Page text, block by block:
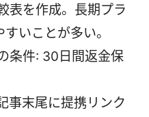
表を作成。長期プラ
いことが多い。
条件: 30日間返金保
事末尾に提携リンク